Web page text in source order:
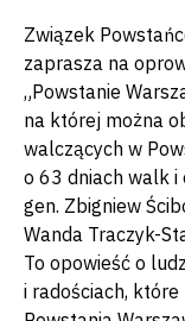
Związek
zaprasza na
„Powstanie
na której można
walczących w
o 63 dniach walk i
gen. Zbigniew
Wanda Traczyk-
To opowieść o
i radościach,